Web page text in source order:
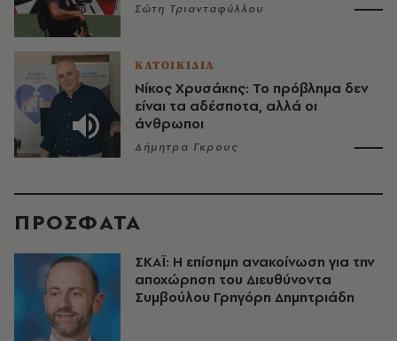
Σώτη Τριανταφύλλου
ΚΑΤΟΙΚΙΔΙΑ
Νίκος Χρυσάκης: Το πρόβλημα δεν
είναι τα αδέσποτα, αλλά οι
άνθρωποι
Δήμητρα Γκρους
ΠΡΟΣΦΑΤΑ
ΣΚΑΪ: Η επίσημη ανακοίνωση για την
αποχώρηση του Διευθύνοντα
Συμβούλου Γρηγόρη Δημητριάδη